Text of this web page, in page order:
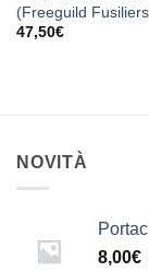
(Freeguild
47,50€
NOVITÀ
8,00€